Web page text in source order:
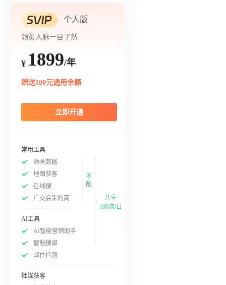
个人版
领英人脉一目了然
¥ 1899/年
赠送100元通用余额
立即开通
常用工具
海关数据
地图获客
在线搜
广交会采购商
不
限
AI工具
AI智能营销助手
智能搜邮
邮件检测
社媒获客
共享
100次/日